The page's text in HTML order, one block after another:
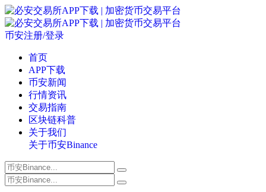
币安注册/登录
首页
APP下载
币安新闻
行情资讯
交易指南
区块链科普
关于我们
关于币安Binance